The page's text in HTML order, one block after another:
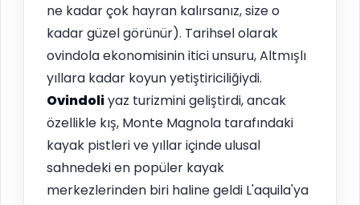
ne kadar çok hayran kalırsanız, size o
kadar güzel görünür). Tarihsel olarak
ovindola ekonomisinin itici unsuru, Altmışlı
yıllara kadar koyun yetiştiriciliğiydi.
Ovindoliyaz turizmini geliştirdi, ancak
özellikle kış, Monte Magnola tarafındaki
kayak pistleri ve yıllar içinde ulusal
sahnedeki en popüler kayak
merkezlerinden biri haline geldi L'aquila'ya